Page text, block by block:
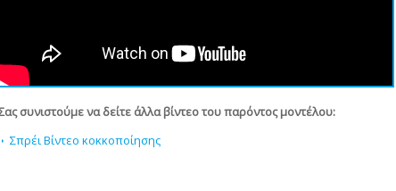
συνιστούμε να δείτε άλλα βίντεο του παρόντος μοντέλου:
Σπρέι Βίντεο κοκκοποίησης